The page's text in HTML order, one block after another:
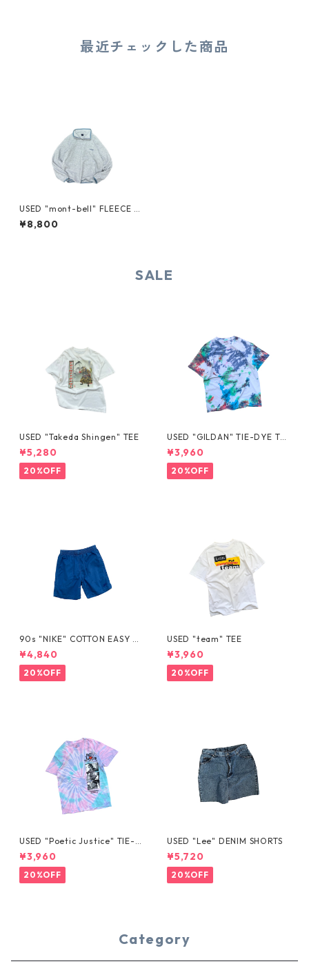
最近チェックした商品
USED "mont-bell" FLEECE P
ULLOVER
¥8,800
SALE
USED "Takeda Shingen" TEE
¥5,280
20%OFF
USED "GILDAN" TIE-DYE TE
E
¥3,960
20%OFF
90s "NIKE" COTTON EASY S
HORTS
¥4,840
20%OFF
USED "team" TEE
¥3,960
20%OFF
USED "Poetic Justice" TIE-D
YE TEE
¥3,960
20%OFF
USED "Lee" DENIM SHORTS
¥5,720
20%OFF
Category